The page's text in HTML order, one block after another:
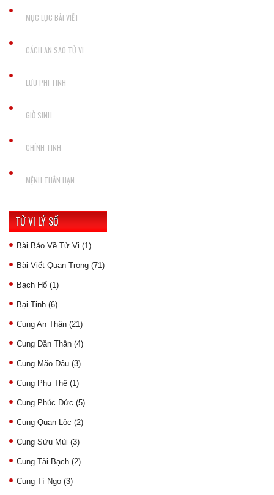
MỤC LỤC BÀI VIẾT
CÁCH AN SAO TỬ VI
LƯU PHI TINH
GIỜ SINH
CHÍNH TINH
MỆNH THÂN HẠN
TỬ VI LÝ SỐ
Bài Báo Về Tử Vi (1)
Bài Viết Quan Trọng (71)
Bạch Hổ (1)
Bại Tinh (6)
Cung An Thân (21)
Cung Dần Thân (4)
Cung Mão Dậu (3)
Cung Phu Thê (1)
Cung Phúc Đức (5)
Cung Quan Lộc (2)
Cung Sửu Mùi (3)
Cung Tài Bạch (2)
Cung Tí Ngọ (3)